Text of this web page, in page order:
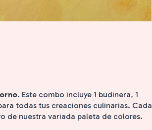
. Este combo incluye 1 budinera, 1
todas tus creaciones culinarias. Cada
de nuestra variada paleta de colores.